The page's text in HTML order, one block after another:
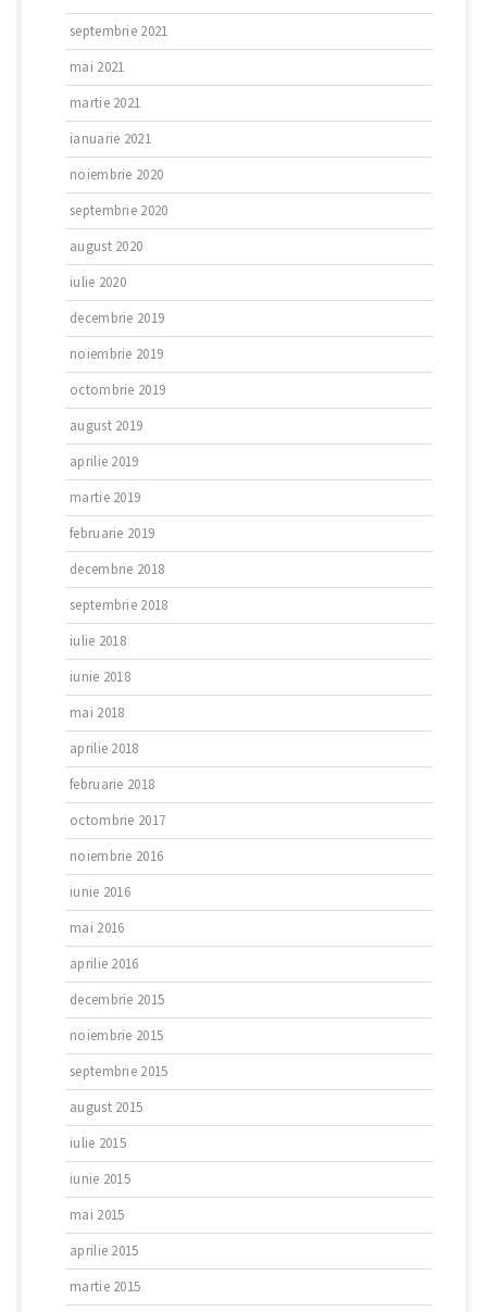
septembrie 2021
mai 2021
martie 2021
ianuarie 2021
noiembrie 2020
septembrie 2020
august 2020
iulie 2020
decembrie 2019
noiembrie 2019
octombrie 2019
august 2019
aprilie 2019
martie 2019
februarie 2019
decembrie 2018
septembrie 2018
iulie 2018
iunie 2018
mai 2018
aprilie 2018
februarie 2018
octombrie 2017
noiembrie 2016
iunie 2016
mai 2016
aprilie 2016
decembrie 2015
noiembrie 2015
septembrie 2015
august 2015
iulie 2015
iunie 2015
mai 2015
aprilie 2015
martie 2015